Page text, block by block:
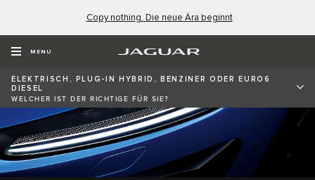
Copy nothing. Die neue Ära beginnt
MENU
ELEKTRISCH, PLUG-IN HYBRID, BENZINER ODER EURO6
DIESEL
WELCHER IST DER RICHTIGE FÜR SIE?